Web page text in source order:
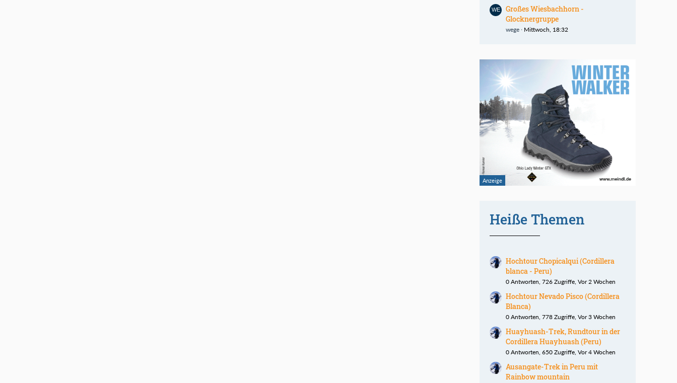
Großes Wiesbachhorn -
Glocknergruppe
wege Mittwoch, 18:32
Heiße Themen
Hochtour Chopicalqui (Cordillera
blanca - Peru)
0 Antworten, 726 Zugriffe, Vor 2 Wochen
Hochtour Nevado Pisco (Cordillera
Blanca)
0 Antworten, 778 Zugriffe, Vor 3 Wochen
Huayhuash-Trek, Rundtour in der
Cordillera Huayhuash (Peru)
0 Antworten, 650 Zugriffe, Vor 4 Wochen
Ausangate-Trek in Peru mit
Rainbow mountain